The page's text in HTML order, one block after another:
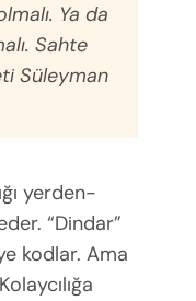
Ya da
Sahte
Süleyman
yerden-
“Dindar”
kodlar. Ama